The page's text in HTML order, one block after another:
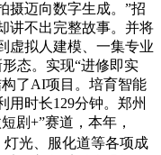
迈向数字生成。”招
讲不出完整故事。并将
虚拟人建模、一集专业
态。实现“进修即实
了AI项目。培育智能
用时长129分钟。郑州
剧+”赛道，本年，
光、服化道等各项成